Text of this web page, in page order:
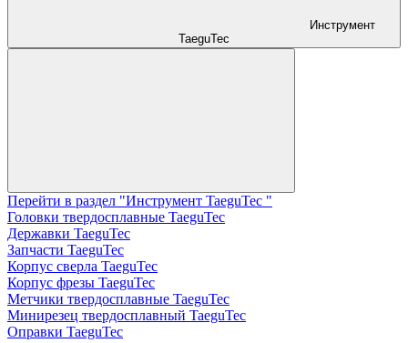
Инструмент
TaeguTec
Перейти в раздел "Инструмент TaeguTec "
Головки твердосплавные TaeguTec
Державки TaeguTec
Запчасти TaeguTec
Корпус сверла TaeguTec
Корпус фрезы TaeguTec
Метчики твердосплавные TaeguTec
Минирезец твердосплавный TaeguTec
Оправки TaeguTec